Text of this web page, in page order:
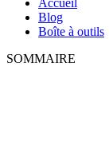
Accueil
Blog
Boîte à outils
SOMMAIRE